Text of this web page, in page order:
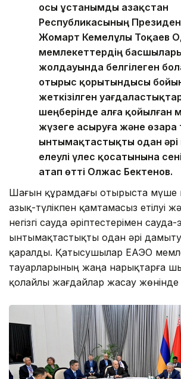
осы ұстанымды Қазақстан
Республикасының
Жомарт Кемелұлы Тоқаев
мемлекеттердің
жолдауында белгілеген
отырыс қорытындысы
жеткізілген
шеңберінде алға қойылған
жүзеге асыруға және өзара
ынтымақтастықты одан әрі
елеулі үлес қосатынына
атап өтті Олжас Бектенов.
Шағын құрамдағы отырыста мүше
азық-түлікпен қамтамасыз етілуі
негізгі сауда әріптестерімен
ынтымақтастықты одан әрі дамыту
қаралды. Қатысушылар ЕАЭО
тауарларының жаңа нарықтарға
қолайлы жағдайлар жасау жөнінде